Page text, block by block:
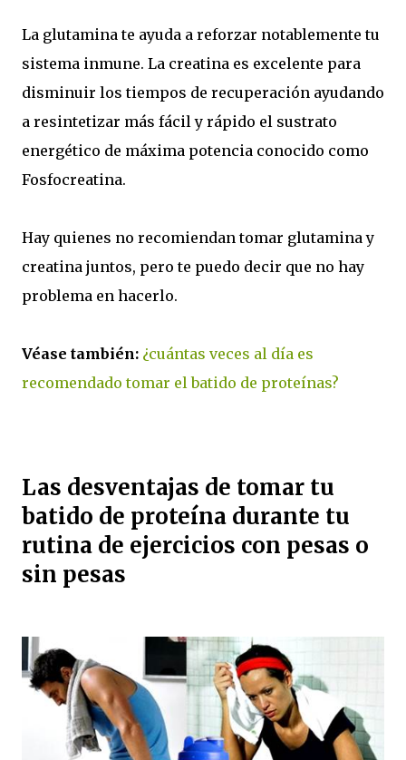
La glutamina te ayuda a reforzar notablemente tu
sistema inmune. La creatina es excelente para
disminuir los tiempos de recuperación ayudando
a resintetizar más fácil y rápido el sustrato
energético de máxima potencia conocido como
Fosfocreatina.
Hay quienes no recomiendan tomar glutamina y
creatina juntos, pero te puedo decir que no hay
problema en hacerlo.
Véase también: ¿cuántas veces al día es
recomendado tomar el batido de proteínas?
Las desventajas de tomar tu
batido de proteína durante tu
rutina de ejercicios con pesas o
sin pesas